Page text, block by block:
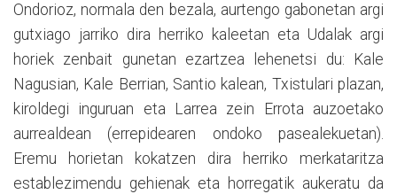
Ondorioz, normala den bezala, aurtengo gabonetan argi
gutxiago jarriko dira herriko kaleetan eta Udalak argi
horiek zenbait gunetan ezartzea lehenetsi du: Kale
Nagusian, Kale Berrian, Santio kalean, Txistulari plazan,
kiroldegi inguruan eta Larrea zein Errota auzoetako
aurrealdean (errepidearen ondoko pasealekuetan).
Eremu horietan kokatzen dira herriko merkataritza
establezimendu gehienak eta horregatik aukeratu da